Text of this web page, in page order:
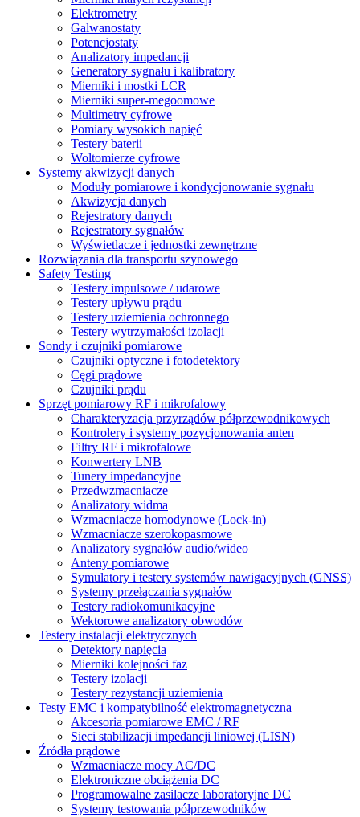
Elektrometry
Galwanostaty
Potencjostaty
Analizatory impedancji
Generatory sygnału i kalibratory
Mierniki i mostki LCR
Mierniki super-megoomowe
Multimetry cyfrowe
Pomiary wysokich napięć
Testery baterii
Woltomierze cyfrowe
Systemy akwizycji danych
Moduły pomiarowe i kondycjonowanie sygnału
Akwizycja danych
Rejestratory danych
Rejestratory sygnałów
Wyświetlacze i jednostki zewnętrzne
Rozwiązania dla transportu szynowego
Safety Testing
Testery impulsowe / udarowe
Testery upływu prądu
Testery uziemienia ochronnego
Testery wytrzymałości izolacji
Sondy i czujniki pomiarowe
Czujniki optyczne i fotodetektory
Cęgi prądowe
Czujniki prądu
Sprzęt pomiarowy RF i mikrofalowy
Charakteryzacja przyrządów półprzewodnikowych
Kontrolery i systemy pozycjonowania anten
Filtry RF i mikrofalowe
Konwertery LNB
Tunery impedancyjne
Przedwzmacniacze
Analizatory widma
Wzmacniacze homodynowe (Lock‑in)
Wzmacniacze szerokopasmowe
Analizatory sygnałów audio/wideo
Anteny pomiarowe
Symulatory i testery systemów nawigacyjnych (GNSS)
Systemy przełączania sygnałów
Testery radiokomunikacyjne
Wektorowe analizatory obwodów
Testery instalacji elektrycznych
Detektory napięcia
Mierniki kolejności faz
Testery izolacji
Testery rezystancji uziemienia
Testy EMC i kompatybilność elektromagnetyczna
Akcesoria pomiarowe EMC / RF
Sieci stabilizacji impedancji liniowej (LISN)
Źródła prądowe
Wzmacniacze mocy AC/DC
Elektroniczne obciążenia DC
Programowalne zasilacze laboratoryjne DC
Systemy testowania półprzewodników